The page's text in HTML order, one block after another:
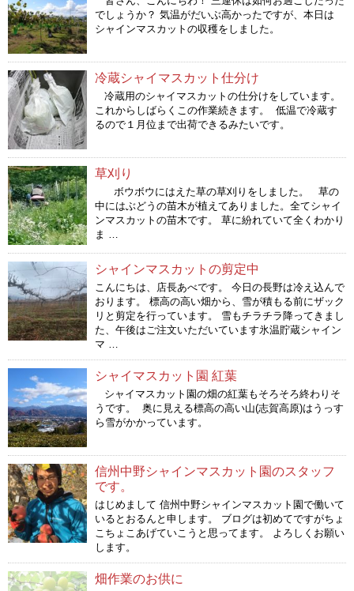
でしょうか？ 気温がだいぶ高かったですが、本日は
シャインマスカットの収穫をしました。
冷蔵シャイマスカット仕分け
冷蔵用のシャイマスカットの仕分けをしています。
これからしばらくこの作業続きます。 低温で冷蔵す
るので１月位まで出荷できるみたいです。
草刈り
ボウボウにはえた草の草刈りをしました。 草の
中にはぶどうの苗木が植えてありました。全てシャイ
ンマスカットの苗木です。 草に紛れていて全くわかり
ま …
シャインマスカットの剪定中
こんにちは、店長あべです。 今日の長野は冷え込んで
おります。 標高の高い畑から、雪が積もる前にザック
リと剪定を行っています。 雪もチラチラ降ってきまし
た、午後はご注文いただいています氷温貯蔵シャイン
マ …
シャイマスカット園 紅葉
シャイマスカット園の畑の紅葉もそろそろ終わりそ
うです。 奥に見える標高の高い山(志賀高原)はうっす
ら雪がかかっています。
信州中野シャインマスカット園のスタッフ
です。
はじめまして 信州中野シャインマスカット園で働いて
いるとおるんと申します。 ブログは初めてですがちょ
こちょこあげていこうと思ってます。 よろしくお願い
します。
畑作業のお供に